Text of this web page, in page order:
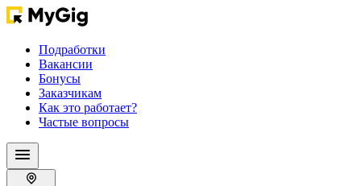
Подработки
Вакансии
Бонусы
Заказчикам
Как это работает?
Частые вопросы